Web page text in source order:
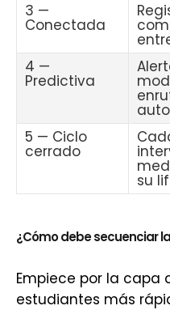
3 —
Conectada
4 —
Predictiva
5 — Ciclo
cerrado
su
¿Cómo debe secuenciar
Empiece por la capa
estudiantes más